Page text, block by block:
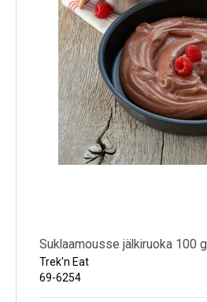
Suklaamousse jälkiruoka 100 g
Trek'n Eat
69-6254